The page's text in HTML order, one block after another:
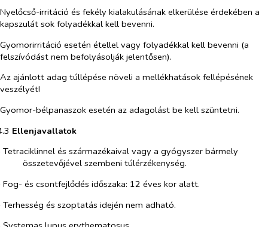
Nyelőcső-irritáció és fekély kialakulásának elkerülése érdekében a
kapszulát sok folyadékkal kell bevenni.
Gyomorirritáció esetén étellel vagy folyadékkal kell bevenni (a
felszívódást nem befolyásolják jelentősen).
Az ajánlott adag túllépése növeli a mellékhatások fellépésének
veszélyét!
Gyomor-bélpanaszok esetén az adagolást be kell szüntetni.
Ellenjavallatok
Tetraciklinnel és származékaival vagy a gyógyszer bármely
összetevőjével szembeni túlérzékenység.
Fog- és csontfejlődés időszaka: 12 éves kor alatt.
Terhesség és szoptatás idején nem adható.